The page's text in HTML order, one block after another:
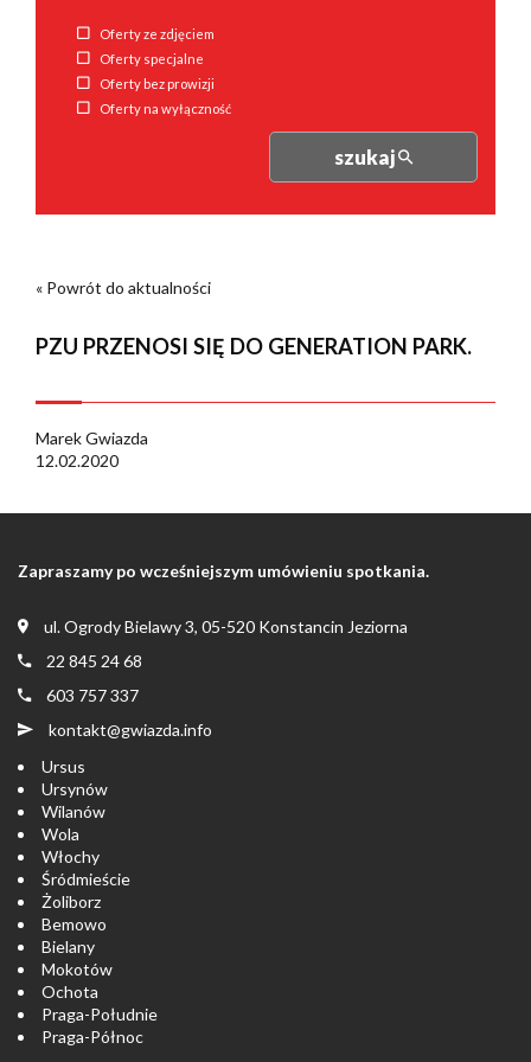
Oferty ze zdjęciem
Oferty specjalne
Oferty bez prowizji
Oferty na wyłączność
szukaj
« Powrót do aktualności
PZU PRZENOSI SIĘ DO GENERATION PARK.
Marek Gwiazda
12.02.2020
Zapraszamy po wcześniejszym umówieniu spotkania.
ul. Ogrody Bielawy 3, 05-520 Konstancin Jeziorna
22 845 24 68
603 757 337
kontakt@gwiazda.info
Ursus
Ursynów
Wilanów
Wola
Włochy
Śródmieście
Żoliborz
Bemowo
Bielany
Mokotów
Ochota
Praga-Południe
Praga-Północ